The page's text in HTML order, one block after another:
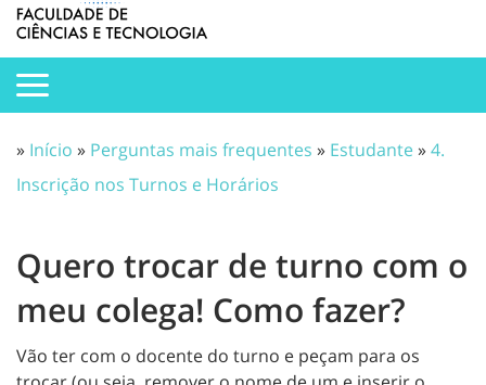
» Início » Perguntas mais frequentes » Estudante»4.
Inscrição nos Turnos e Horários
Quero trocar de turno com o
meu colega! Como fazer?
Vão ter com o docente do turno e peçam para os